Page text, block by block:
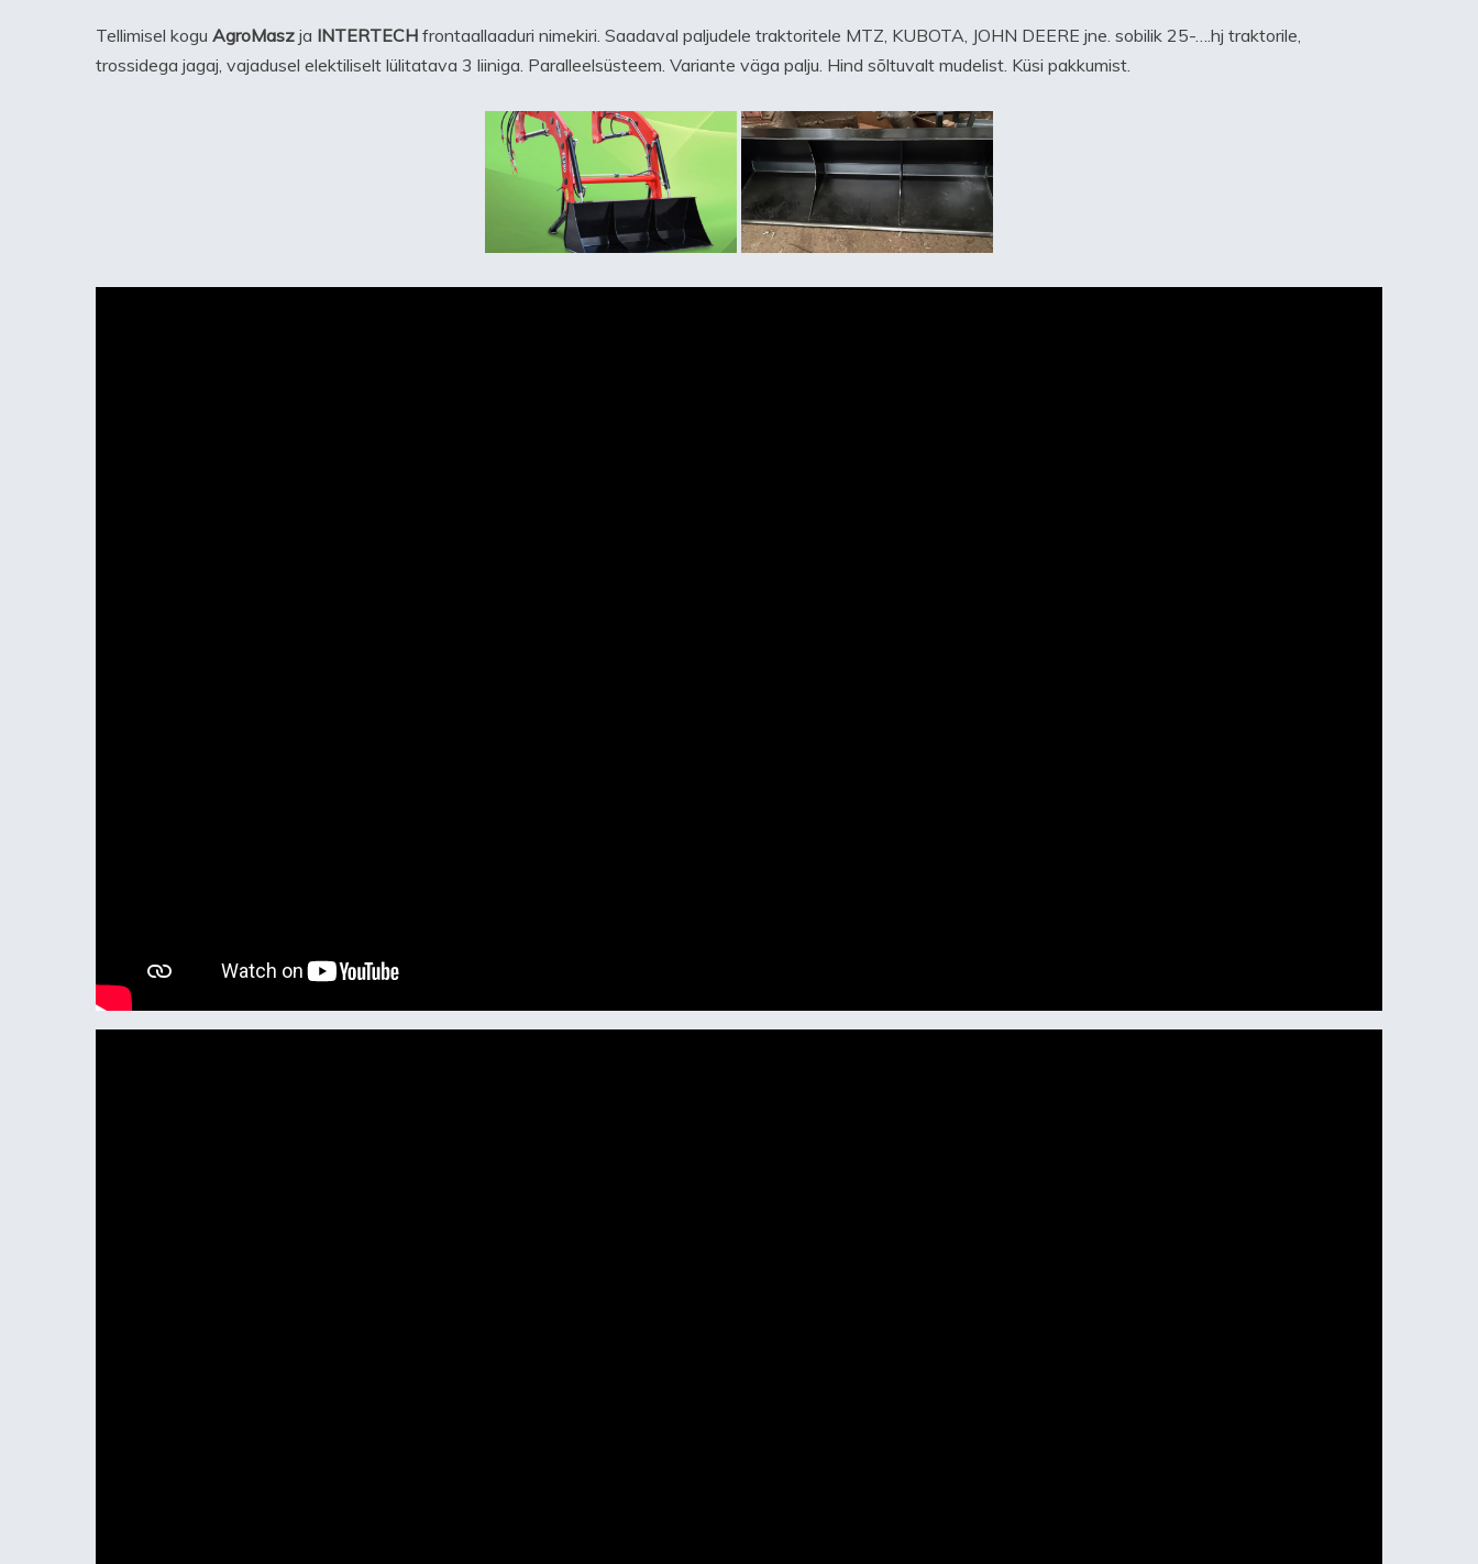
Tellimisel kogu AgroMasz ja INTERTECH frontaallaaduri nimekiri. Saadaval paljudele traktoritele MTZ, KUBOTA, JOHN DEERE jne. sobilik 25-….hj traktorile,
trossidega jagaj, vajadusel elektiliselt lülitatava 3 liiniga. Paralleelsüsteem. Variante väga palju. Hind sõltuvalt mudelist. Küsi pakkumist.